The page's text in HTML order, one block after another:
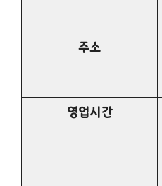
주소
영업시간